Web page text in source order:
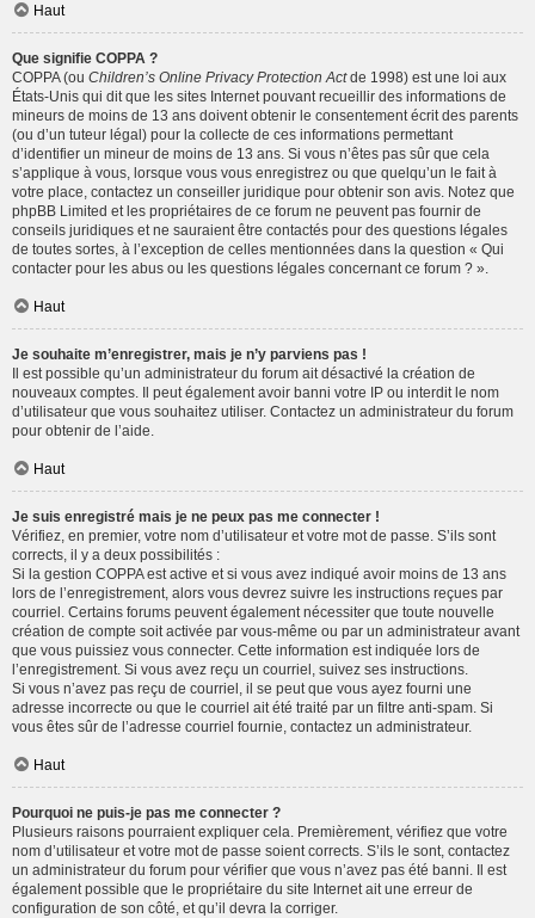
Haut
Que signifie COPPA ?
COPPA (ou Children’s Online Privacy Protection Actde 1998) est une loi aux
États-Unis qui dit que les sites Internet pouvant recueillir des informations de
mineurs de moins de 13 ans doivent obtenir le consentement écrit des parents
(ou d’un tuteur légal) pour la collecte de ces informations permettant
d’identifier un mineur de moins de 13 ans. Si vous n’êtes pas sûr que cela
s’applique à vous, lorsque vous vous enregistrez ou que quelqu’un le fait à
votre place, contactez un conseiller juridique pour obtenir son avis. Notez que
phpBB Limited et les propriétaires de ce forum ne peuvent pas fournir de
conseils juridiques et ne sauraient être contactés pour des questions légales
de toutes sortes, à l’exception de celles mentionnées dans la question « Qui
contacter pour les abus ou les questions légales concernant ce forum ? ».
Haut
Je souhaite m’enregistrer, mais je n’y parviens pas !
Il est possible qu’un administrateur du forum ait désactivé la création de
nouveaux comptes. Il peut également avoir banni votre IP ou interdit le nom
d’utilisateur que vous souhaitez utiliser. Contactez un administrateur du forum
pour obtenir de l’aide.
Haut
Je suis enregistré mais je ne peux pas me connecter !
Vérifiez, en premier, votre nom d’utilisateur et votre mot de passe. S’ils sont
corrects, il y a deux possibilités :
Si la gestion COPPA est active et si vous avez indiqué avoir moins de 13 ans
lors de l’enregistrement, alors vous devrez suivre les instructions reçues par
courriel. Certains forums peuvent également nécessiter que toute nouvelle
création de compte soit activée par vous-même ou par un administrateur avant
que vous puissiez vous connecter. Cette information est indiquée lors de
l’enregistrement. Si vous avez reçu un courriel, suivez ses instructions.
Si vous n’avez pas reçu de courriel, il se peut que vous ayez fourni une
adresse incorrecte ou que le courriel ait été traité par un filtre anti-spam. Si
vous êtes sûr de l’adresse courriel fournie, contactez un administrateur.
Haut
Pourquoi ne puis-je pas me connecter ?
Plusieurs raisons pourraient expliquer cela. Premièrement, vérifiez que votre
nom d’utilisateur et votre mot de passe soient corrects. S’ils le sont, contactez
un administrateur du forum pour vérifier que vous n’avez pas été banni. Il est
également possible que le propriétaire du site Internet ait une erreur de
configuration de son côté, et qu’il devra la corriger.